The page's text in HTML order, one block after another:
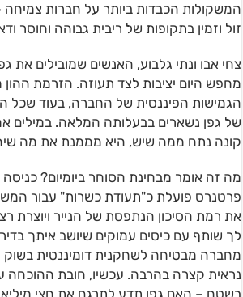
המשקולות הכבדות ביותר על חברות צמיחה –
זול וזמין בתקופות של ריבית גבוהה וחוסר
צחי אבו ונתי גלבוע, האנשים שמובילים את
מחפש היום יציבות לצד תעוזה. הזרמת
הגמישות הפיננסית של החברה, בעוד שכל
של גפן נשארים בבעלותה המלאה. במילים
קונה נתח ממה שיש, היא מממנת את מה
מה זה אומר מבחינת הסוחר ביומיום? כניסה
פרטנרס פועלת כ"תעודת כשרות" עבור
את רמת הסיכון הנתפסת של הנייר ויוצרת
לך שותף עם כיסים עמוקים שיושב איתך
מחברה מבטיחה לשחקנית דומיננטית בשוק
נראית קצרה בהרבה. עכשיו, חובת ההוכחה
בשטח – האם גפן תדע לתרגם את חצי